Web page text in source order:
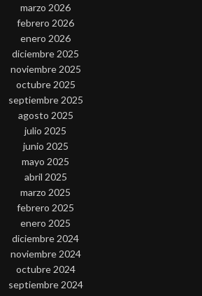
marzo 2026
febrero 2026
enero 2026
diciembre 2025
noviembre 2025
octubre 2025
septiembre 2025
agosto 2025
julio 2025
junio 2025
mayo 2025
abril 2025
marzo 2025
febrero 2025
enero 2025
diciembre 2024
noviembre 2024
octubre 2024
septiembre 2024